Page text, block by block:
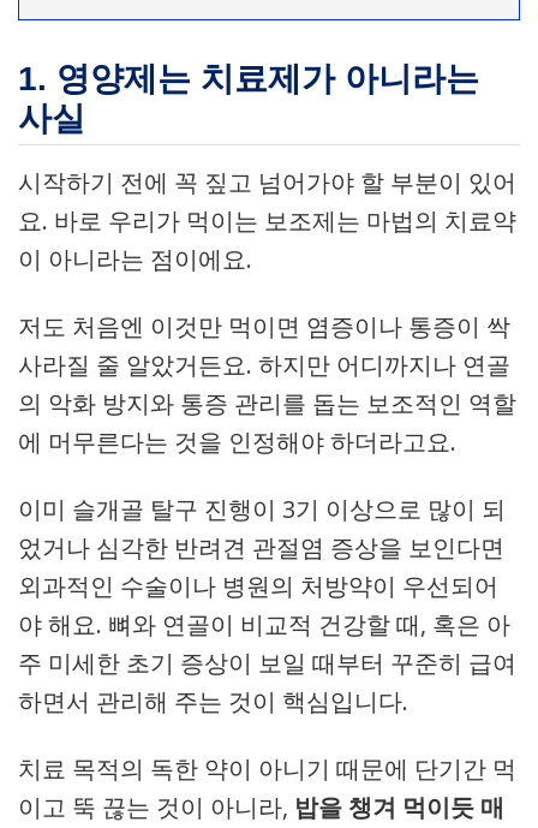
1. 영양제는 치료제가 아니라는
사실
시작하기 전에 꼭 짚고 넘어가야 할 부분이 있어
요. 바로 우리가 먹이는 보조제는 마법의 치료약
이 아니라는 점이에요.
저도 처음엔 이것만 먹이면 염증이나 통증이 싹
사라질 줄 알았거든요. 하지만 어디까지나 연골
의 악화 방지와 통증 관리를 돕는 보조적인 역할
에 머무른다는 것을 인정해야 하더라고요.
이미 슬개골 탈구 진행이 3기 이상으로 많이 되
었거나 심각한 반려견 관절염 증상을 보인다면
외과적인 수술이나 병원의 처방약이 우선되어
야 해요. 뼈와 연골이 비교적 건강할 때, 혹은 아
주 미세한 초기 증상이 보일 때부터 꾸준히 급여
하면서 관리해 주는 것이 핵심입니다.
치료 목적의 독한 약이 아니기 때문에 단기간 먹
이고 뚝 끊는 것이 아니라, 밥을 챙겨 먹이듯 매